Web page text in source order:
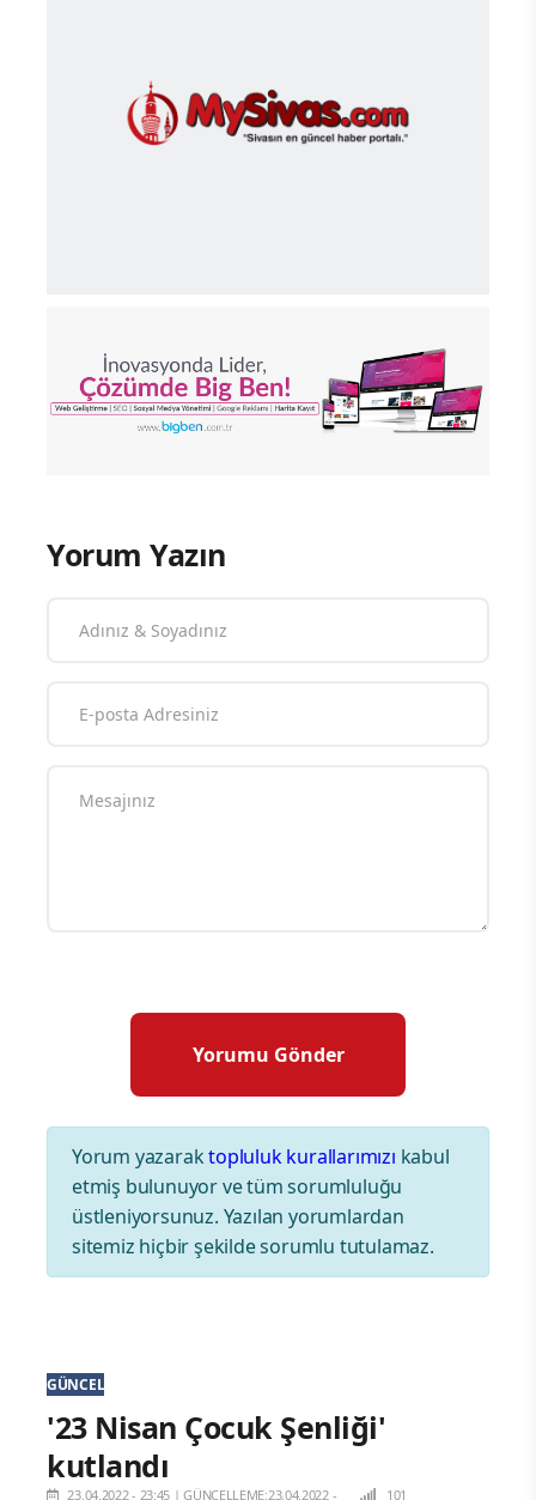
Yorum Yazın
Yorum yazaraktopluluk kurallarımızı kabul
etmiş bulunuyor ve tüm sorumluluğu
üstleniyorsunuz. Yazılan yorumlardan
sitemiz hiçbir şekilde sorumlu tutulamaz.
GÜNCEL
'23 Nisan Çocuk Şenliği'
kutlandı
23.04.2022 - 23:45 |GÜNCELLEME:23.04.2022 - 101